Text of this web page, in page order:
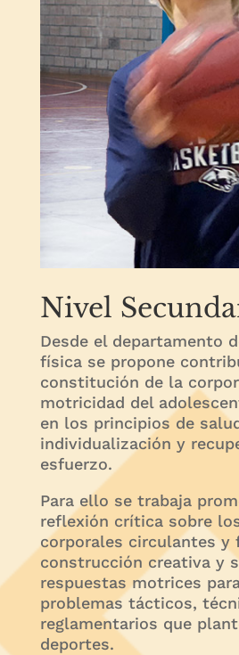
Nivel
Desde el departamento
física se propone
constitución de la
motricidad del
en los principios de
individualización y
esfuerzo.
Para ello se trabaja
reflexión crítica sobre
corporales circulantes y
construcción creativa y
respuestas motrices
problemas tácticos,
reglamentarios que
deportes.